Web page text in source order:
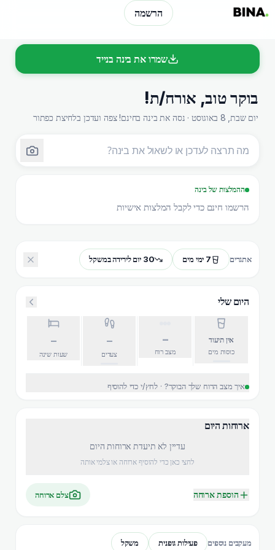
הרשמה
שמרו את בינה בנייד
בוקר טוב, אורח/ת!
יום שבת, 8 באוגוסט · נסה את בינה בחינם! צפה ועדכן בלחיצת כפתור
ההמלצות של בינה
הרשמו חינם כדי לקבל המלצות אישיות
אתגרים 7 ימי מים 30 יום לירידה במשקל
היום שלי
אין תיעוד
כוסות מים
–
מצב רוח
–
צעדים
–
שעות שינה
איך מצב הרוח שלך הבוקר? · לחץ/י כדי להוסיף
ארוחות היום
עדיין לא תיעדת ארוחות היום
לחצי כאן כדי להוסיף ארוחה או צלמי אותה
הוספת ארוחה צלם ארוחה
מעקבים נוספים פעילות גופנית משקל